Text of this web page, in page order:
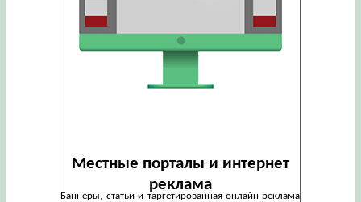
Местные порталы и интернет
реклама
Баннеры, статьи и таргетированная онлайн реклама